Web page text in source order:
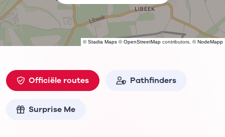
©Stadia Maps ©OpenStreetMap contributors, ©NodeMapp
Officiële routes Pathfinders
Surprise Me